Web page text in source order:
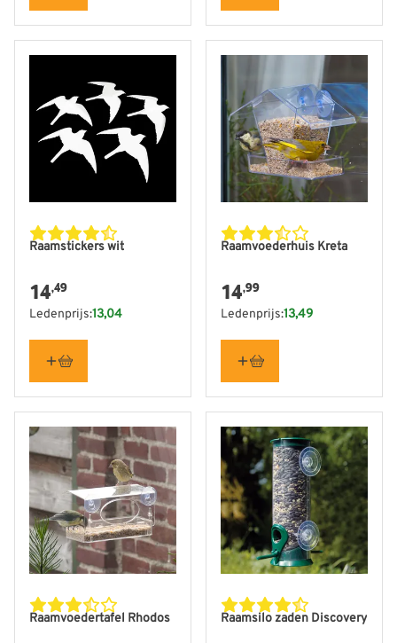
Raamstickers wit
14,49
Ledenprijs:13,04
Raamvoederhuis Kreta
14,99
Ledenprijs:13,49
Raamvoedertafel Rhodos Raamsilo zaden Discovery